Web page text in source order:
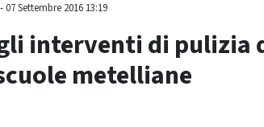
-07 Settembre 2016 13:19
interventi di pulizia
metelliane